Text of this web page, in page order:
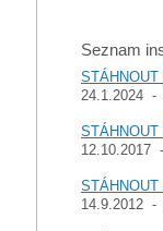
Seznam
STÁHNOUT
24.1.2024 -
STÁHNOUT
12.10.2017
STÁHNOUT
14.9.2012 -